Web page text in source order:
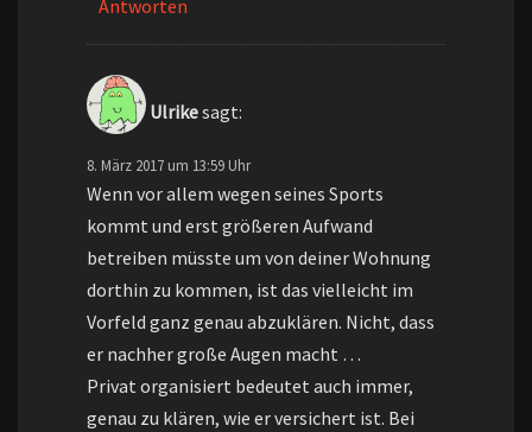
Antworten
Ulrikesagt:
8. März 2017 um 13:59 Uhr
Wenn vor allem wegen seines Sports
kommt und erst größeren Aufwand
betreiben müsste um von deiner Wohnung
dorthin zu kommen, ist das vielleicht im
Vorfeld ganz genau abzuklären. Nicht, dass
er nachher große Augen macht …
Privat organisiert bedeutet auch immer,
genau zu klären, wie er versichert ist. Bei